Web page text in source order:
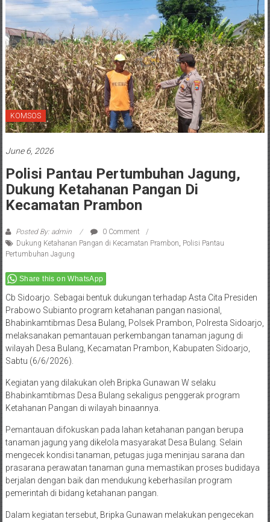
KOMSOS
June 6, 2026
Polisi Pantau Pertumbuhan Jagung,
Dukung Ketahanan Pangan Di
Kecamatan Prambon
Posted By: admin
0 Comment
Dukung Ketahanan Pangan di Kecamatan Prambon, Polisi Pantau
Pertumbuhan Jagung
Share this on WhatsApp
Cb Sidoarjo. Sebagai bentuk dukungan terhadap Asta Cita Presiden
Prabowo Subianto program ketahanan pangan nasional,
Bhabinkamtibmas Desa Bulang, Polsek Prambon, Polresta Sidoarjo,
melaksanakan pemantauan perkembangan tanaman jagung di
wilayah Desa Bulang, Kecamatan Prambon, Kabupaten Sidoarjo,
Sabtu (6/6/2026).
Kegiatan yang dilakukan oleh Bripka Gunawan W selaku
Bhabinkamtibmas Desa Bulang sekaligus penggerak program
Ketahanan Pangan di wilayah binaannya.
Pemantauan difokuskan pada lahan ketahanan pangan berupa
tanaman jagung yang dikelola masyarakat Desa Bulang. Selain
mengecek kondisi tanaman, petugas juga meninjau sarana dan
prasarana perawatan tanaman guna memastikan proses budidaya
berjalan dengan baik dan mendukung keberhasilan program
pemerintah di bidang ketahanan pangan.
Dalam kegiatan tersebut, Bripka Gunawan melakukan pengecekan